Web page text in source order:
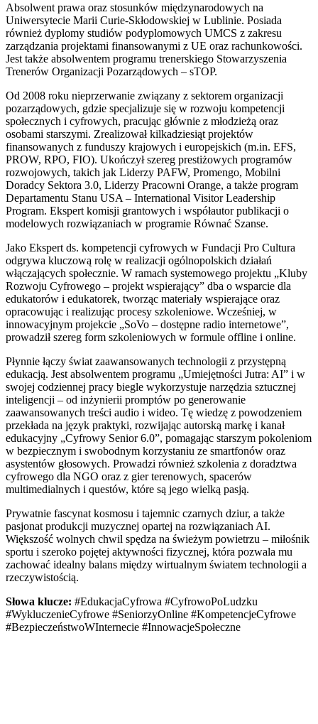
Absolwent prawa oraz stosunków międzynarodowych na
Uniwersytecie Marii Curie-Skłodowskiej w Lublinie. Posiada
również dyplomy studiów podyplomowych UMCS z zakresu
zarządzania projektami finansowanymi z UE oraz rachunkowości.
Jest także absolwentem programu trenerskiego Stowarzyszenia
Trenerów Organizacji Pozarządowych – sTOP.
Od 2008 roku nieprzerwanie związany z sektorem organizacji
pozarządowych, gdzie specjalizuje się w rozwoju kompetencji
społecznych i cyfrowych, pracując głównie z młodzieżą oraz
osobami starszymi. Zrealizował kilkadziesiąt projektów
finansowanych z funduszy krajowych i europejskich (m.in. EFS,
PROW, RPO, FIO). Ukończył szereg prestiżowych programów
rozwojowych, takich jak Liderzy PAFW, Promengo, Mobilni
Doradcy Sektora 3.0, Liderzy Pracowni Orange, a także program
Departamentu Stanu USA – International Visitor Leadership
Program. Ekspert komisji grantowych i współautor publikacji o
modelowych rozwiązaniach w programie Równać Szanse.
Jako Ekspert ds. kompetencji cyfrowych w Fundacji Pro Cultura
odgrywa kluczową rolę w realizacji ogólnopolskich działań
włączających społecznie. W ramach systemowego projektu „Kluby
Rozwoju Cyfrowego – projekt wspierający” dba o wsparcie dla
edukatorów i edukatorek, tworząc materiały wspierające oraz
opracowując i realizując procesy szkoleniowe. Wcześniej, w
innowacyjnym projekcie „SoVo – dostępne radio internetowe”,
prowadził szereg form szkoleniowych w formule offline i online.
Płynnie łączy świat zaawansowanych technologii z przystępną
edukacją. Jest absolwentem programu „Umiejętności Jutra: AI” i w
swojej codziennej pracy biegle wykorzystuje narzędzia sztucznej
inteligencji – od inżynierii promptów po generowanie
zaawansowanych treści audio i wideo. Tę wiedzę z powodzeniem
przekłada na język praktyki, rozwijając autorską markę i kanał
edukacyjny „Cyfrowy Senior 6.0”, pomagając starszym pokoleniom
w bezpiecznym i swobodnym korzystaniu ze smartfonów oraz
asystentów głosowych. Prowadzi również szkolenia z doradztwa
cyfrowego dla NGO oraz z gier terenowych, spacerów
multimedialnych i questów, które są jego wielką pasją.
Prywatnie fascynat kosmosu i tajemnic czarnych dziur, a także
pasjonat produkcji muzycznej opartej na rozwiązaniach AI.
Większość wolnych chwil spędza na świeżym powietrzu – miłośnik
sportu i szeroko pojętej aktywności fizycznej, która pozwala mu
zachować idealny balans między wirtualnym światem technologii a
rzeczywistością.
Słowa klucze: #EdukacjaCyfrowa #CyfrowoPoLudzku
#WykluczenieCyfrowe #SeniorzyOnline #KompetencjeCyfrowe
#BezpieczeństwoWInternecie #InnowacjeSpołeczne